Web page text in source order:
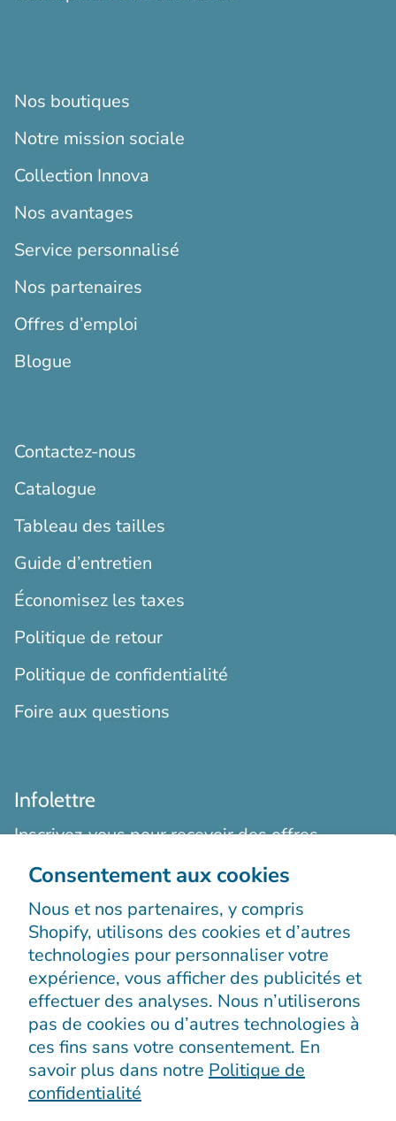
Consentement aux cookies
Nous et nos partenaires, y compris
Shopify, utilisons des cookies et d’autres
technologies pour personnaliser votre
expérience, vous afficher des publicités et
effectuer des analyses. Nous n’utiliserons
pas de cookies ou d’autres technologies à
ces fins sans votre consentement. En
savoir plus dans notre Politique de
confidentialité
Nos boutiques
Notre mission sociale
Collection Innova
Nos avantages
Service personnalisé
Nos partenaires
Offres d’emploi
Blogue
Contactez-nous
Catalogue
Tableau des tailles
Guide d’entretien
Économisez les taxes
Politique de retour
Politique de confidentialité
Foire aux questions
Infolettre
Inscrivez-vous pour recevoir des offres
exclusives, des histoires originales, des
événements et bien plus encore.
S’enregistrer